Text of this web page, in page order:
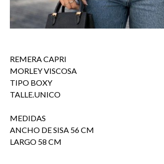
REMERA CAPRI
MORLEY VISCOSA
TIPO BOXY
TALLE.UNICO
MEDIDAS
ANCHO DE SISA 56 CM
LARGO 58 CM